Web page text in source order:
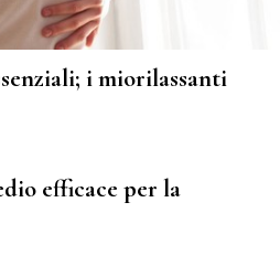
i miorilassanti
efficace per la